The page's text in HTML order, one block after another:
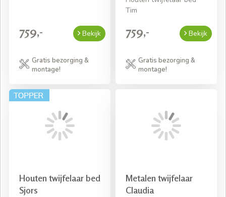
759,- Bekijk
Gratis bezorging &
montage!
Tim
759,- Bekijk
Gratis bezorging &
montage!
Houten twijfelaar bed
Sjors
Metalen twijfelaar
Claudia